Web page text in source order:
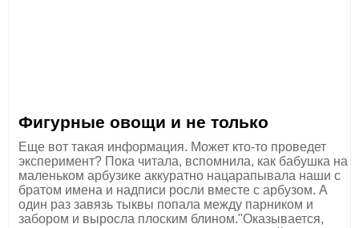
Фигурные овощи и не только
Еще вот такая информация. Может кто-то проведет
эксперимент? Пока читала, вспомнила, как бабушка на
маленьком арбузике аккуратно нацарапывала наши с
братом имена и надписи росли вместе с арбузом. А
один раз завязь тыквы попала между парником и
забором и выросла плоским блином."Оказывается,